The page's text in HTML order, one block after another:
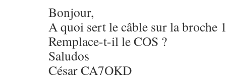
Bonjour,
A quoi sert le câble sur la broche
Remplace-t-il le COS ?
Saludos
César CA7OKD